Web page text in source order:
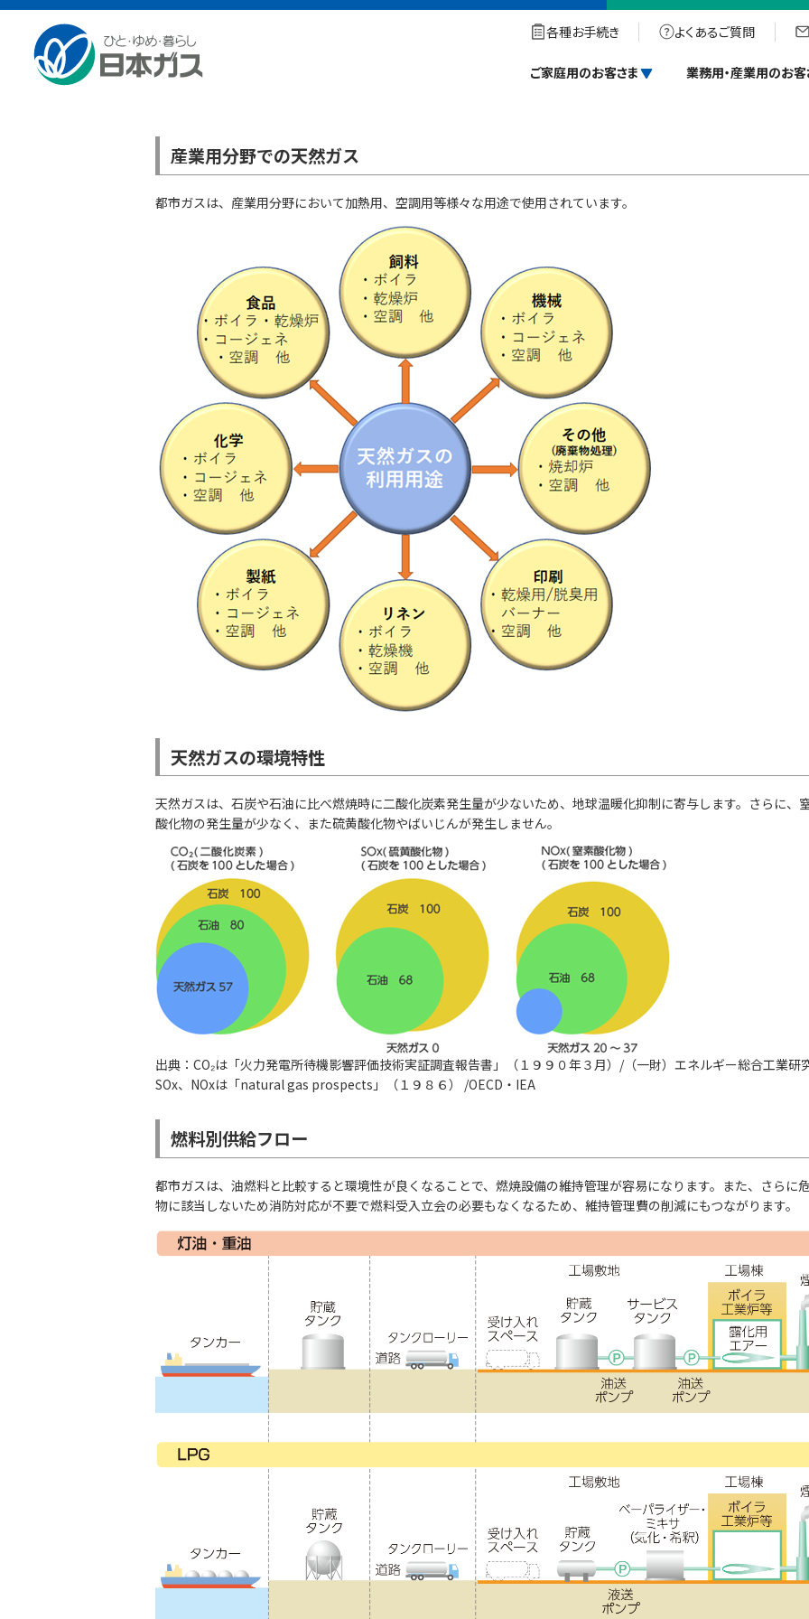
各種お手続き よくあるご質問
ご家庭用のお客さま 業務用・産業用のお客
工場
産業用分野での天然ガス
都市ガスは、産業用分野において加熱用、空調用等様々な用途で使用されています。
天然ガスの環境特性
天然ガスは、石炭や石油に比べ燃焼時に二酸化炭素発生量が少ないため、地球温暖化抑制に寄与します。さらに、
酸化物の発生量が少なく、また硫黄酸化物やばいじんが発生しません。
出典：CO₂は「火力発電所待機影響評価技術実証調査報告書」（１９９０年３月）/（一財）エネルギー総合工業研
SOx、NOxは「natural gas prospects」（１９８６） /OECD・IEA
燃料別供給フロー
都市ガスは、油燃料と比較すると環境性が良くなることで、燃焼設備の維持管理が容易になります。また、さらに
物に該当しないため消防対応が不要で燃料受入立会の必要もなくなるため、維持管理費の削減にもつながります。